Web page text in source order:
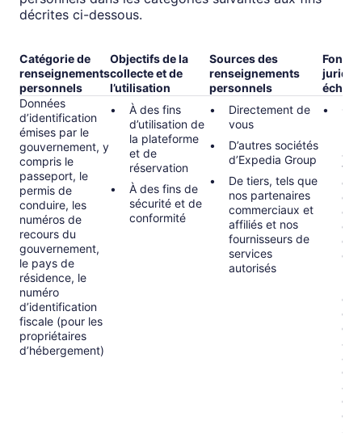
décrites ci-dessous.
Catégorie de
renseignements
personnels
Objectifs de la
collecte et de
l’utilisation
Sources des
renseignements
personnels
Données
d’identification
émises par le
gouvernement, y
compris le
passeport, le
permis de
conduire, les
numéros de
recours du
gouvernement,
le pays de
résidence, le
numéro
d’identification
fiscale (pour les
propriétaires
d’hébergement)
À des fins
d’utilisation de
la plateforme
et de
réservation
À des fins de
sécurité et de
conformité
Directement de
vous
D’autres sociétés
d’Expedia Group
De tiers, tels que
nos partenaires
commerciaux et
affiliés et nos
fournisseurs de
services
autorisés
de
et
ou
à
en